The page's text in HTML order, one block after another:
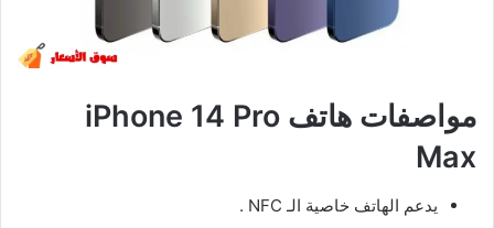
مواصفات هاتف iPhone 14 Pro
Max
يدعم الهاتف خاصية الـ NFC .